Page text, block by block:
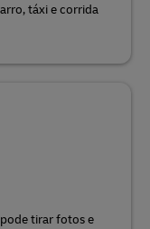
táxi e corrida
tirar fotos e